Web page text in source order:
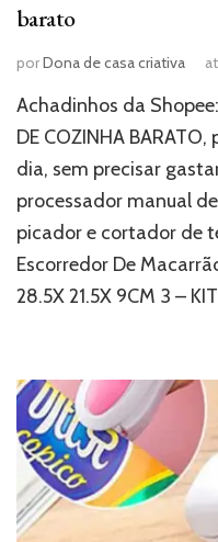
barato
porDona de casa criativa
Achadinhos da
DE COZINHA
dia, sem precisar
processador manual
picador e cortador de
Escorredor De
28.5X 21.5X 9CM 3 –